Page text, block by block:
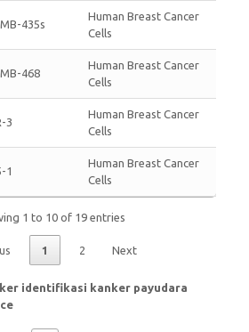
435s
Human Breast Cancer
Cells
468
Human Breast Cancer
Cells
3
Human Breast Cancer
Cells
1
Human Breast Cancer
Cells
1 to 10 of 19 entries
1 2 Next
identifikasi kanker payudara